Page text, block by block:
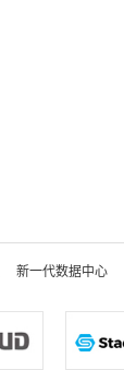
新一代数据中心